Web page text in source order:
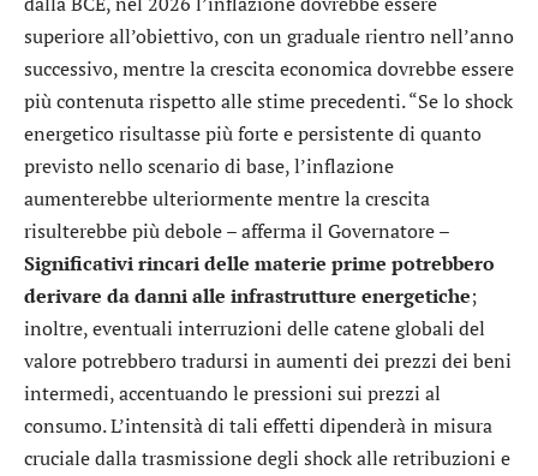
superiore all’obiettivo, con un graduale rientro nell’anno
successivo, mentre la crescita economica dovrebbe essere
più contenuta rispetto alle stime precedenti. “Se lo shock
energetico risultasse più forte e persistente di quanto
previsto nello scenario di base, l’inflazione
aumenterebbe ulteriormente mentre la crescita
risulterebbe più debole – afferma il Governatore –
Significativi rincari delle materie prime potrebbero
derivare da danni alle infrastrutture energetiche;
inoltre, eventuali interruzioni delle catene globali del
valore potrebbero tradursi in aumenti dei prezzi dei beni
intermedi, accentuando le pressioni sui prezzi al
consumo. L’intensità di tali effetti dipenderà in misura
cruciale dalla trasmissione degli shock alle retribuzioni e